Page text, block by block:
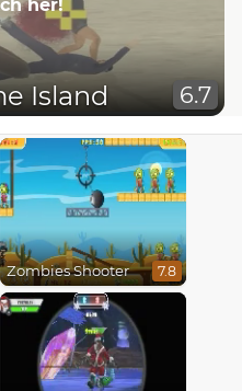
her!
Island 6.7
Zombies Shooter 7.8